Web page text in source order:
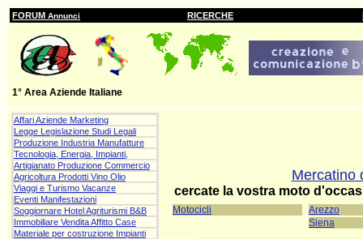
FORUM Annunci RICERCHE
1° Area Aziende Italiane
Affari Aziende Marketing
Legge Legislazione Studi Legali
Produzione Industria Manufatture
Tecnologia, Energia, Impianti,
Artigianato Produzione Commercio
Agricoltura Prodotti Vino Olio
Viaggi e Turismo Vacanze
Eventi Manifestazioni
Soggiornare Hotel Agriturismi B&B
Immobiliare Vendita Affitto Case
Materiale per costruzione Impianti
Mercatino
cercate la vostra moto
Motocicli
Arezzo
Siena